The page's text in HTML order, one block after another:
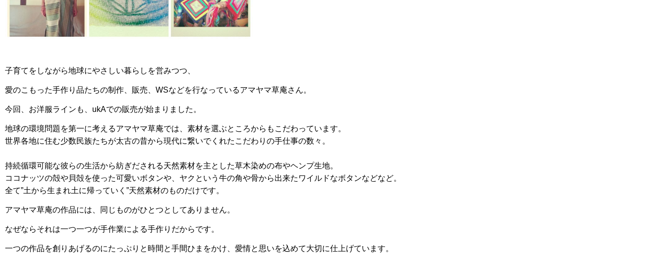
子育てをしながら地球にやさしい暮らしを営みつつ、
愛のこもった手作り品たちの制作、販売、WSなどを行なっているアマヤマ草庵さん。
今回、お洋服ラインも、ukAでの販売が始まりました。
地球の環境問題を第一に考えるアマヤマ草庵では、素材を選ぶところからもこだわっています。
世界各地に住む少数民族たちが太古の昔から現代に繋いでくれたこだわりの手仕事の数々。
持続循環可能な彼らの生活から紡ぎだされる天然素材を主とした草木染めの布やヘンプ生地。
ココナッツの殻や貝殻を使った可愛いボタンや、ヤクという牛の角や骨から出来たワイルドなボタンなどなど。
全て”土から生まれ土に帰っていく”天然素材のものだけです。
アマヤマ草庵の作品には、同じものがひとつとしてありません。
なぜならそれは一つ一つが手作業による手作りだからです。
一つの作品を創りあげるのにたっぷりと時間と手間ひまをかけ、愛情と思いを込めて大切に仕上げています。